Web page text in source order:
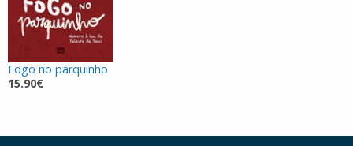
Fogo no parquinho
15.90€